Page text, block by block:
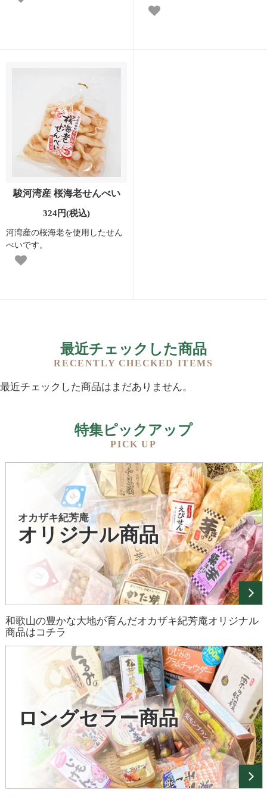
駿河湾産 桜海老せんべい
324円(税込)
河湾産の桜海老を使用したせん
べいです。
最近チェックした商品
RECENTLY CHECKED ITEMS
最近チェックした商品はまだありません。
特集ピックアップ
PICK UP
オカザキ紀芳庵
オリジナル商品
和歌山の豊かな大地が育んだオカザキ紀芳庵オリジナル
商品はコチラ
ロングセラー商品